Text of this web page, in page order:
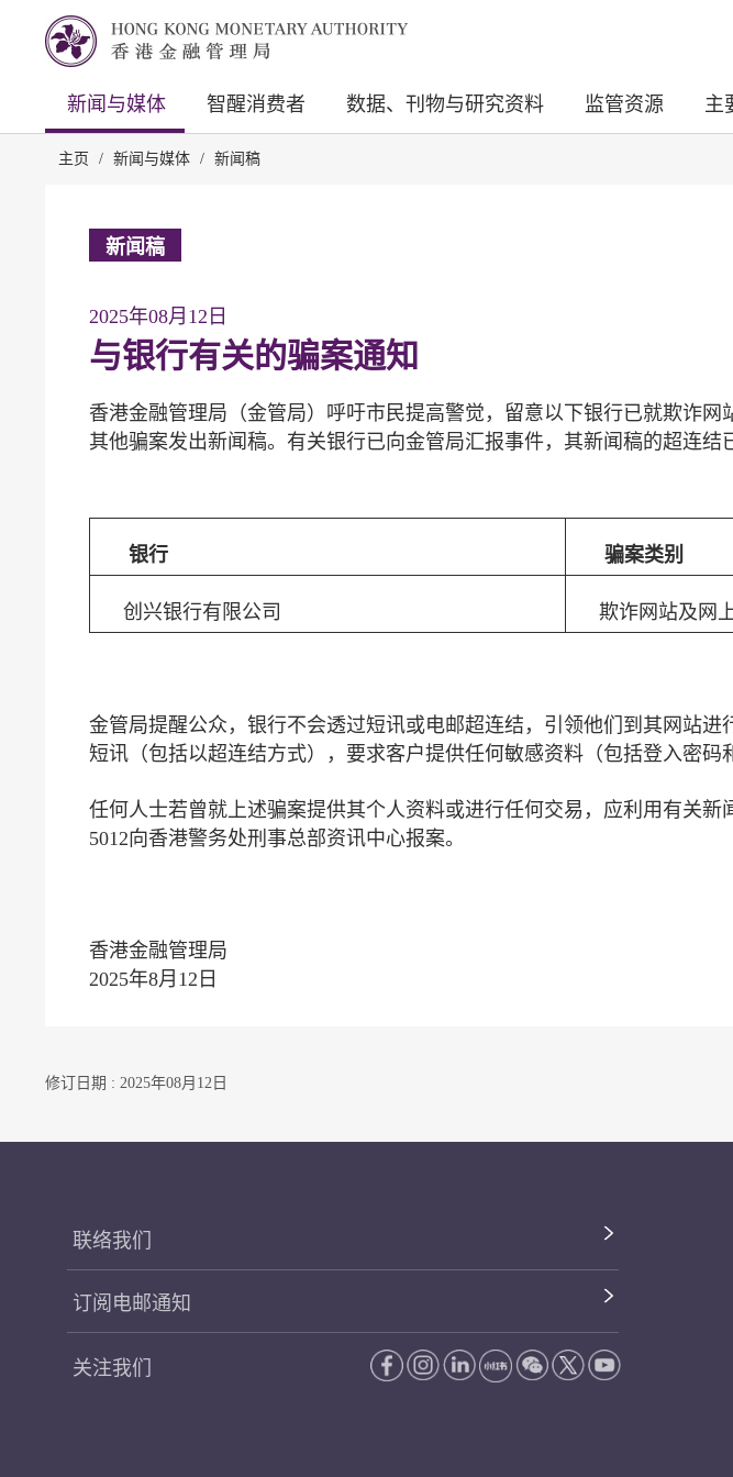
新闻与媒体 智醒消费者 数据、刊物与研究资料 监管资源 主
主页 / 新闻与媒体 / 新闻稿
新闻稿
2025年08月12日
与银行有关的骗案通知
香港金融管理局（金管局）呼吁市民提高警觉，留意以下银行已就欺诈
其他骗案发出新闻稿。有关银行已向金管局汇报事件，其新闻稿的超连结
银行 骗案类别
创兴银行有限公司 欺诈网站及网
金管局提醒公众，银行不会透过短讯或电邮超连结，引领他们到其网站
短讯（包括以超连结方式），要求客户提供任何敏感资料（包括登入密码
任何人士若曾就上述骗案提供其个人资料或进行任何交易，应利用有关新
5012向香港警务处刑事总部资讯中心报案。
香港金融管理局
2025年8月12日
修订日期 : 2025年08月12日
联络我们
订阅电邮通知
关注我们